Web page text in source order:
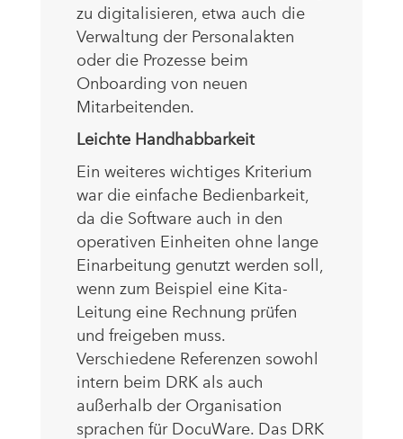
zu digitalisieren, etwa auch die
Verwaltung der Personalakten
oder die Prozesse beim
Onboarding von neuen
Mitarbeitenden.
Leichte Handhabbarkeit
Ein weiteres wichtiges Kriterium
war die einfache Bedienbarkeit,
da die Software auch in den
operativen Einheiten ohne lange
Einarbeitung genutzt werden soll,
wenn zum Beispiel eine Kita-
Leitung eine Rechnung prüfen
und freigeben muss.
Verschiedene Referenzen sowohl
intern beim DRK als auch
außerhalb der Organisation
sprachen für DocuWare. Das DRK